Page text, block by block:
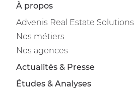
À propos
Advenis Real Estate Solutions
Nos métiers
Nos agences
Actualités & Presse
Études & Analyses